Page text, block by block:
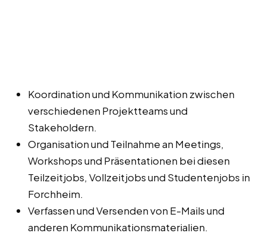
Koordination und Kommunikation zwischen
verschiedenen Projektteams und
Stakeholdern.
Organisation und Teilnahme an Meetings,
Workshops und Präsentationen bei diesen
Teilzeitjobs, Vollzeitjobs und Studentenjobs in
Forchheim.
Verfassen und Versenden von E-Mails und
anderen Kommunikationsmaterialien.